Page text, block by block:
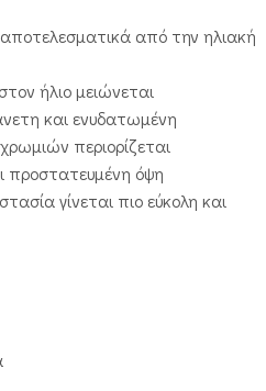
από την ηλιακή
ήλιο μειώνεται
και ενυδατωμένη
περιορίζεται
προστατευμένη όψη
γίνεται πιο εύκολη και